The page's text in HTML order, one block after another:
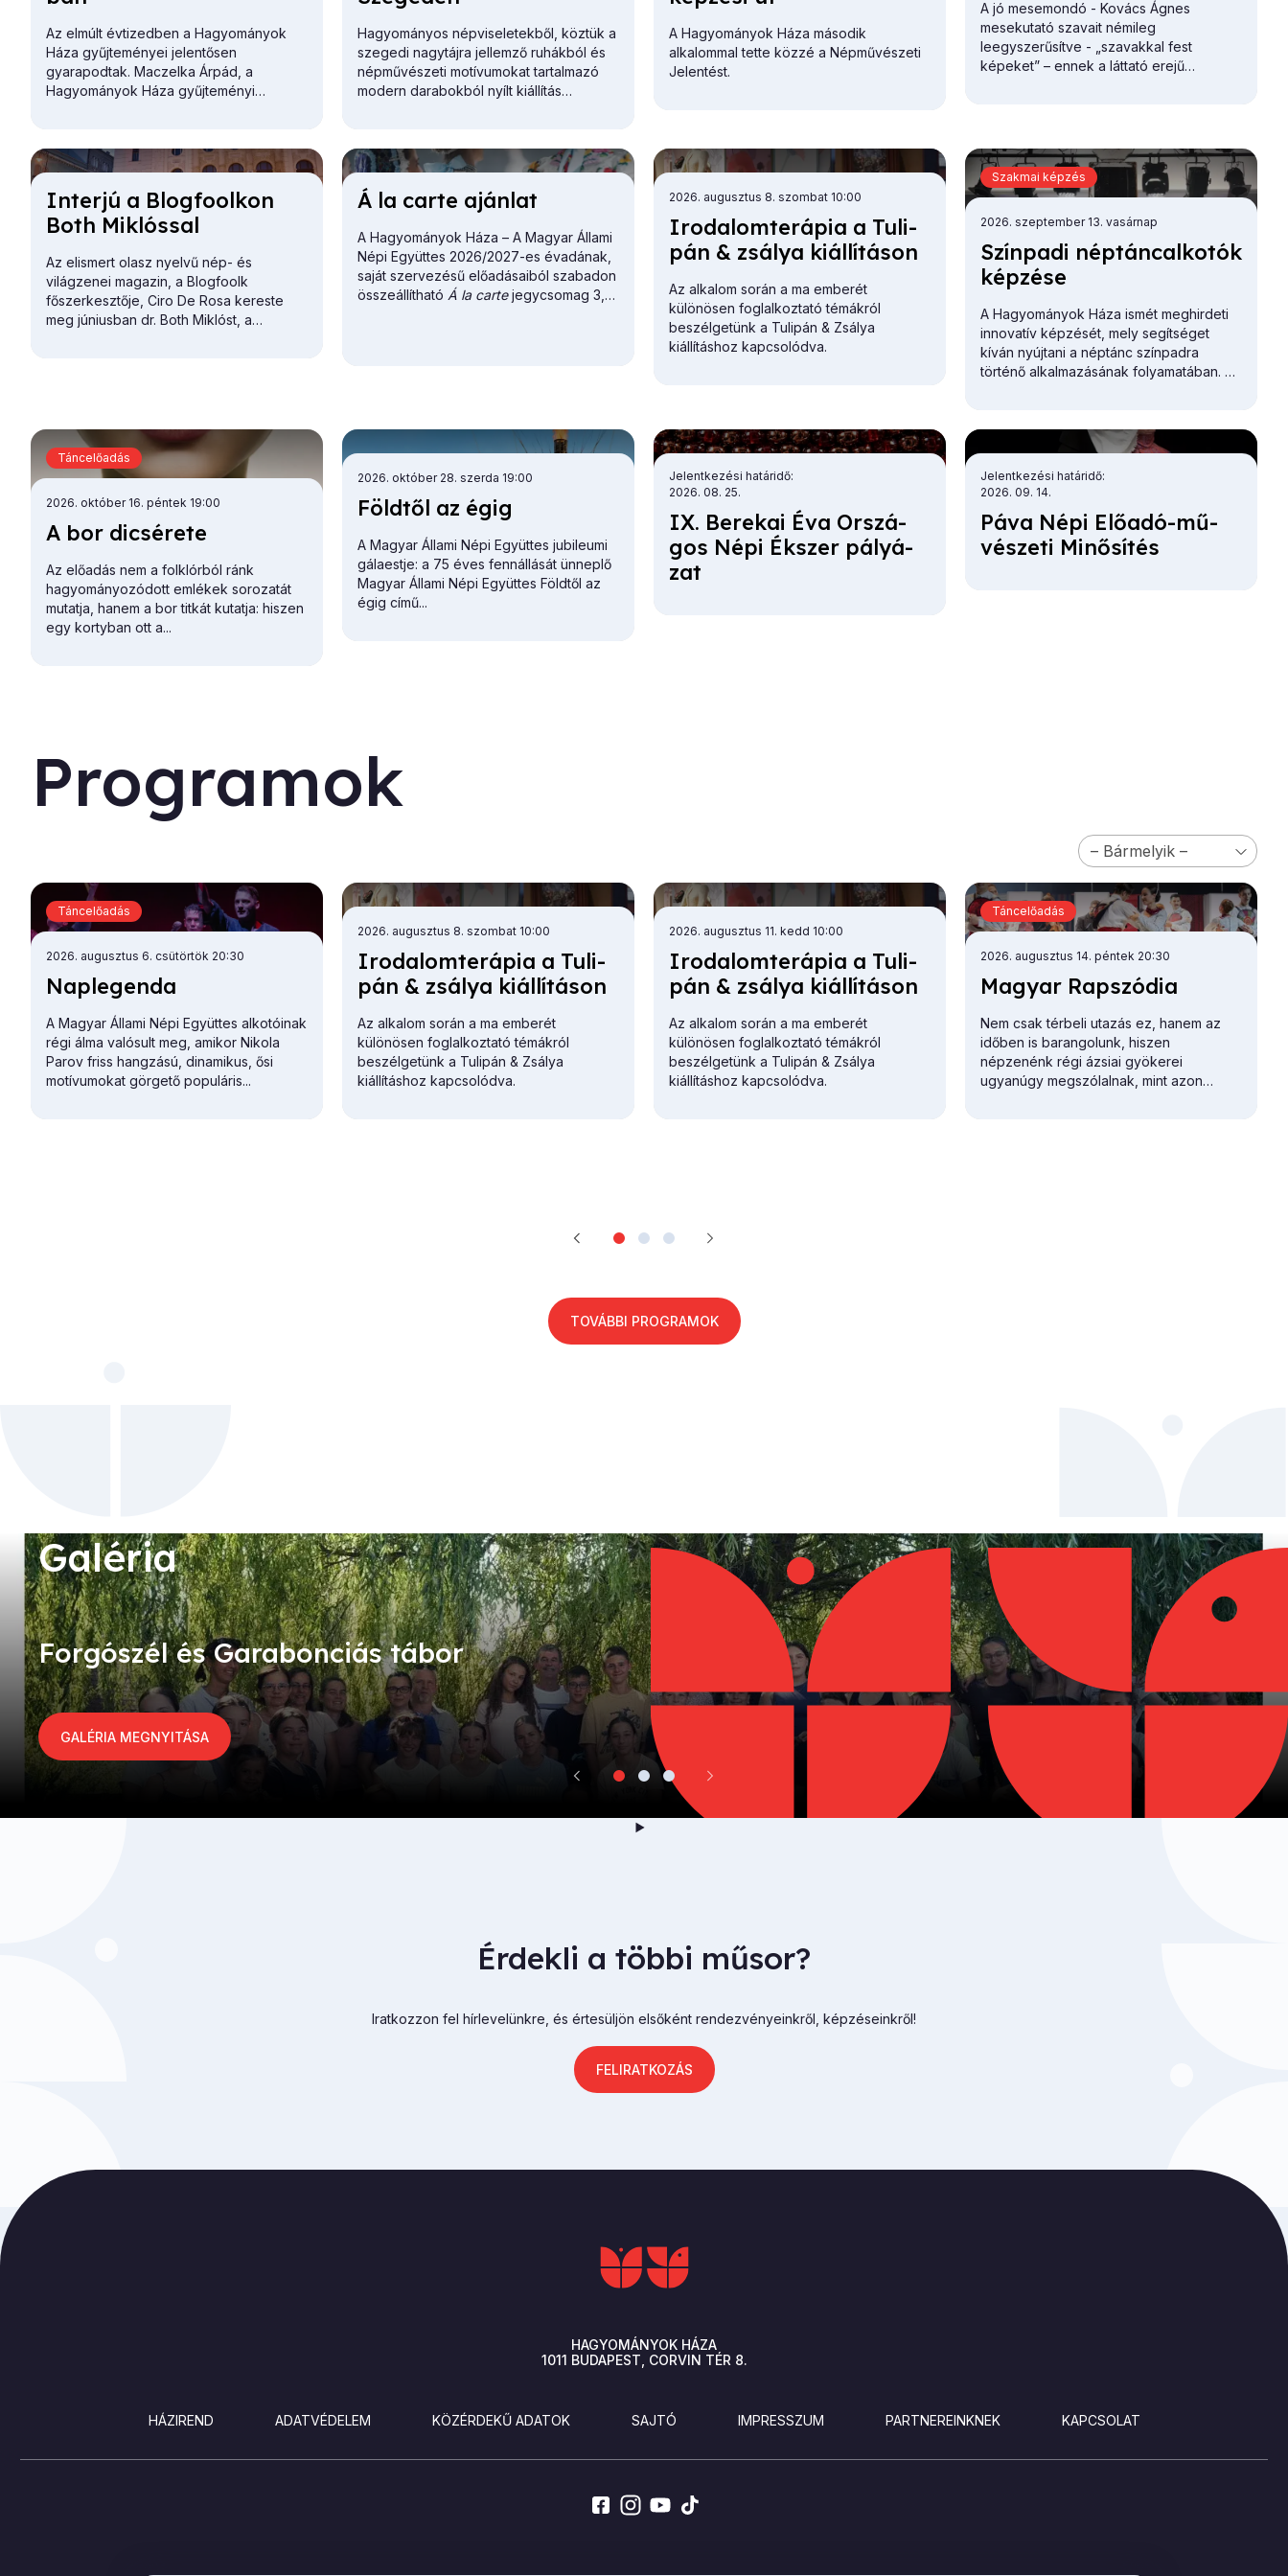
Az elmúlt évtizedben a Hagyományok
Háza gyűjteményei jelentősen
gyarapodtak. Maczelka Árpád, a
Hagyományok Háza gyűjteményi
vázolta.
Hagyományos népviseletekből, köztük a
szegedi nagytájra jellemző ruhákból és
népművészeti motívumokat tartalmazó
modern darabokból nyílt kiállítás
A Hagyományok Háza második
alkalommal tette közzé a Népművészeti
Jelentést.
A jó mesemondó - Kovács Ágnes
mesekutató szavait némileg
leegyszerűsítve - „szavakkal fest
képeket” – ennek a láttató erejű
In­ter­jú a Blog­fo­ol­kon
Both Mik­lós­sal
Az elismert olasz nyelvű nép- és
világzenei magazin, a Blogfoolk
főszerkesztője, Ciro De Rosa kereste
meg júniusban dr. Both Miklóst, a
olvasható.
Á la car­te aján­lat
A Hagyományok Háza – A Magyar Állami
Népi Együttes 2026/2027-es évadának,
saját szervezésű előadásaiból szabadon
összeállítható Á la cartejegycsomag 3,
Iro­da­lom­te­rá­pia a Tu­li­
pán & zsá­lya ki­ál­lí­tá­son
2026. augusztus 8. szombat 10:00
Az alkalom során a ma emberét
különösen foglalkoztató témákról
beszélgetünk a Tulipán & Zsálya
kiállításhoz kapcsolódva.
Szín­pa­di nép­tánc­al­ko­tók
kép­zé­se
2026. szeptember 13. vasárnap
A Hagyományok Háza ismét meghirdeti
innovatív képzését, mely segítséget
kíván nyújtani a néptánc színpadra
történő alkalmazásának folyamatában. Az
Szakmai képzés
A bor di­csé­re­te
2026. október 16. péntek 19:00
Az előadás nem a folklórból ránk
hagyományozódott emlékek sorozatát
mutatja, hanem a bor titkát kutatja: hiszen
egy kortyban ott a...
Táncelőadás
Föld­től az égig
2026. október 28. szerda 19:00
A Magyar Állami Népi Együttes jubileumi
gálaestje: a 75 éves fennállását ünneplő
Magyar Állami Népi Együttes Földtől az
égig című...
IX. Be­re­kai Éva Or­szá­
gos Né­pi Ék­szer pá­lyá­
zat
Jelentkezési határidő
2026. 08. 25.
Pá­va Né­pi Elő­adó-mű­
vé­sze­ti Mi­nő­sí­tés
Jelentkezési határidő
2026. 09. 14.
Programok
Kategória
Nap­le­gen­da
2026. augusztus 6. csütörtök 20:30
A Magyar Állami Népi Együttes alkotóinak
régi álma valósult meg, amikor Nikola
Parov friss hangzású, dinamikus, ősi
motívumokat görgető populáris...
Táncelőadás
Iro­da­lom­te­rá­pia a Tu­li­
pán & zsá­lya ki­ál­lí­tá­son
2026. augusztus 8. szombat 10:00
Az alkalom során a ma emberét
különösen foglalkoztató témákról
beszélgetünk a Tulipán & Zsálya
kiállításhoz kapcsolódva.
Iro­da­lom­te­rá­pia a Tu­li­
pán & zsá­lya ki­ál­lí­tá­son
2026. augusztus 11. kedd 10:00
Az alkalom során a ma emberét
különösen foglalkoztató témákról
beszélgetünk a Tulipán & Zsálya
kiállításhoz kapcsolódva.
Ma­gyar Rap­szó­dia
2026. augusztus 14. péntek 20:30
Nem csak térbeli utazás ez, hanem az
időben is barangolunk, hiszen
népzenénk régi ázsiai gyökerei
ugyanúgy megszólalnak, mint azon
Táncelőadás
TOVÁBBI PROGRAMOK
For­gó­szél és Ga­ra­bon­ci­ás tá­bor
GALÉRIA MEGNYITÁSA
Érdekli a többi műsor?
Iratkozzon fel hírlevelünkre, és értesüljön elsőként rendezvényeinkről, képzéseinkről!
FELIRATKOZÁS
HAGYOMÁNYOK HÁZA
1011 BUDAPEST CORVIN TÉR 8.
HÁZIREND ADATVÉDELEM KÖZÉRDEKŰ ADATOK SAJTÓ IMPRESSZUM PARTNEREINKNEK KAPCSOLAT